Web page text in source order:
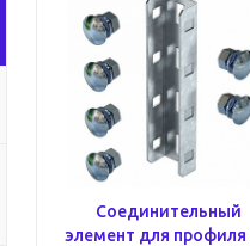
Соединительный
элемент для профиля